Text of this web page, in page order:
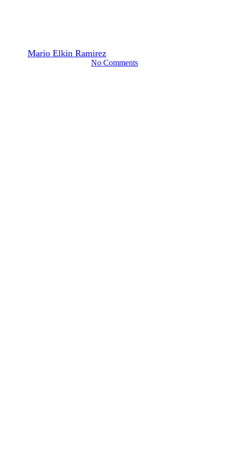
Mario Elkin Ramirez
No Comments